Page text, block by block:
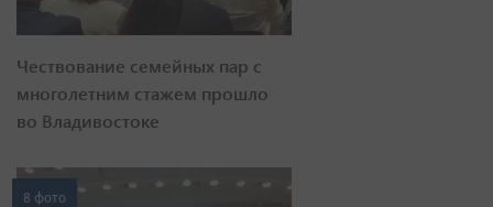
Чествование семейных пар с
многолетним стажем прошло
во Владивостоке
8 фото